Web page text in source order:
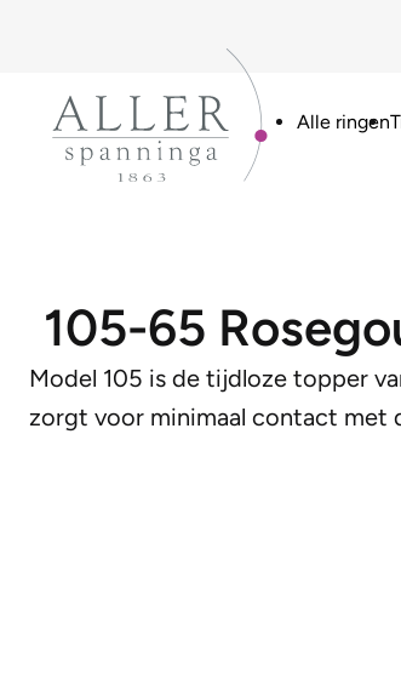
Alle ringen
105-65
Model 105 is de tijdloze topper
zorgt voor minimaal contact met